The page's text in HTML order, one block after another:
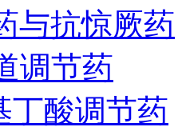
与抗惊厥药
调节药
丁酸调节药